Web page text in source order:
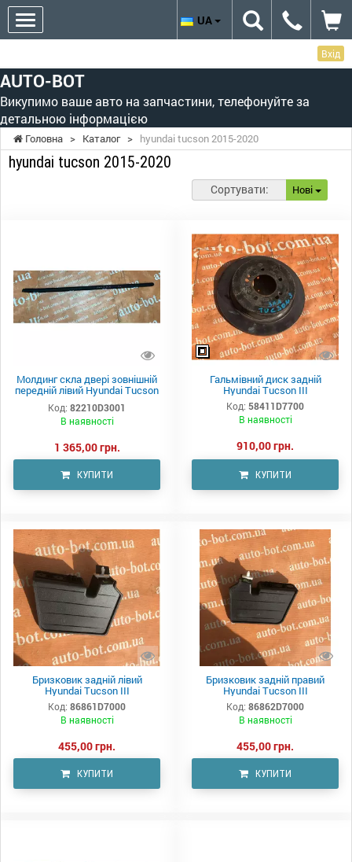
Вхід
AUTO-BOT
Викупимо ваше авто на запчастини, телефонуйте за
детальною інформацією
UA
Головна > Каталог > hyundai tucson 2015-2020
hyundai tucson 2015-2020
Сортувати: Нові
Молдинг скла двері зовнішній
передній лівий Hyundai Tucson
Код: 82210D3001
В наявності
1 365,00 грн.
КУПИТИ
Гальмівний диск задній
Hyundai Tucson III
Код: 58411D7700
В наявності
910,00 грн.
КУПИТИ
Бризковик задній лівий
Hyundai Tucson III
Код: 86861D7000
В наявності
455,00 грн.
КУПИТИ
Бризковик задній правий
Hyundai Tucson III
Код: 86862D7000
В наявності
455,00 грн.
КУПИТИ